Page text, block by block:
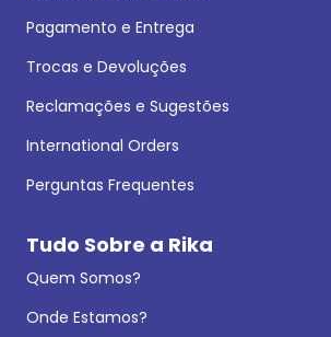
Pagamento e Entrega
Trocas e Devoluções
Reclamações e Sugestões
International Orders
Perguntas Frequentes
Tudo Sobre a Rika
Quem Somos?
Onde Estamos?